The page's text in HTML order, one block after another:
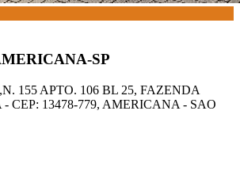
SP
155 APTO. 106 BL 25, FAZENDA
CEP: 13478-779, AMERICANA - SAO